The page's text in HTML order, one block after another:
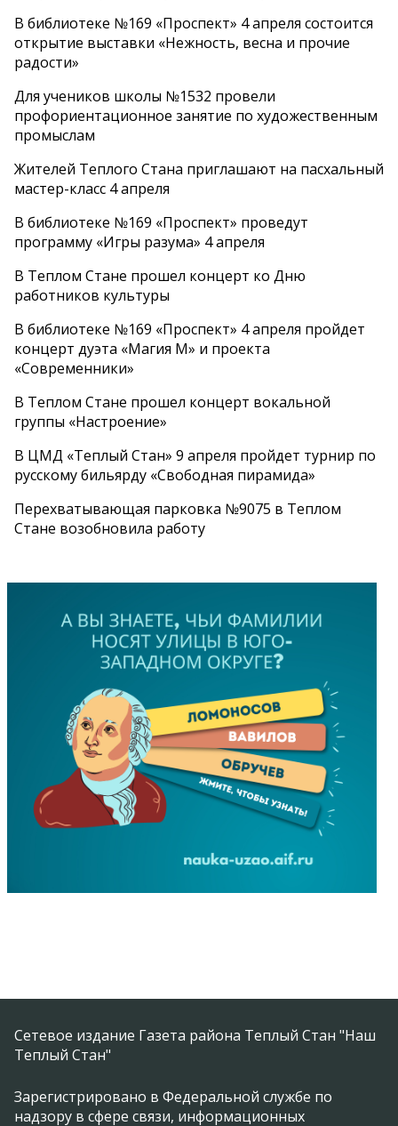
В библиотеке №169 «Проспект» 4 апреля состоится
открытие выставки «Нежность, весна и прочие
радости»
Для учеников школы №1532 провели
профориентационное занятие по художественным
промыслам
Жителей Теплого Стана приглашают на пасхальный
мастер-класс 4 апреля
В библиотеке №169 «Проспект» проведут
программу «Игры разума» 4 апреля
В Теплом Стане прошел концерт ко Дню
работников культуры
В библиотеке №169 «Проспект» 4 апреля пройдет
концерт дуэта «Магия М» и проекта
«Современники»
В Теплом Стане прошел концерт вокальной
группы «Настроение»
В ЦМД «Теплый Стан» 9 апреля пройдет турнир по
русскому бильярду «Свободная пирамида»
Перехватывающая парковка №9075 в Теплом
Стане возобновила работу
Сетевое издание Газета района Теплый Стан "Наш
Теплый Стан"
Зарегистрировано в Федеральной службе по
надзору в сфере связи, информационных